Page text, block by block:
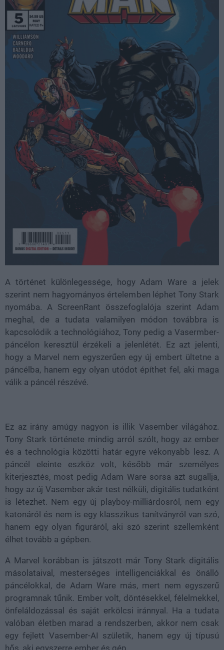
A történet különlegessége, hogy Adam Ware a jelek
szerint nem hagyományos értelemben léphet Tony Stark
nyomába. A ScreenRant összefoglalója szerint Adam
meghal, de a tudata valamilyen módon továbbra is
kapcsolódik a technológiához, Tony pedig a Vasermber-
páncélon keresztül érzékeli a jelenlétét. Ez azt jelenti,
hogy a Marvel nem egyszerűen egy új embert ültetne a
páncélba, hanem egy olyan utódot építhet fel, aki maga
válik a páncél részévé.
Ez az irány amúgy nagyon is illik Vasember világához.
Tony Stark története mindig arról szólt, hogy az ember
és a technológia közötti határ egyre vékonyabb lesz. A
páncél eleinte eszköz volt, később már személyes
kiterjesztés, most pedig Adam Ware sorsa azt sugallja,
hogy az új Vasember akár test nélküli, digitális tudatként
is létezhet. Nem egy új playboy-milliárdosról, nem egy
katonáról és nem is egy klasszikus tanítványról van szó,
hanem egy olyan figuráról, aki szó szerint szellemként
élhet tovább a gépben.
A Marvel korábban is játszott már Tony Stark digitális
másolataival, mesterséges intelligenciákkal és önálló
páncélokkal, de Adam Ware más, mert nem egyszerű
programnak tűnik. Ember volt, döntésekkel, félelmekkel,
önfeláldozással és saját erkölcsi iránnyal. Ha a tudata
valóban életben marad a rendszerben, akkor nem csak
egy fejlett Vasember-AI születik, hanem egy új típusú
hős, aki egyszerre ember és gép.